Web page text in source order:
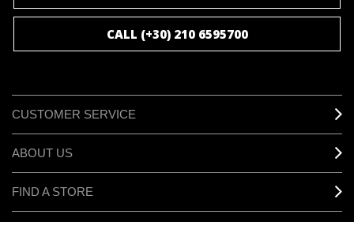
CALL (+30) 210 6595700
CUSTOMER SERVICE
ABOUT US
FIND A STORE